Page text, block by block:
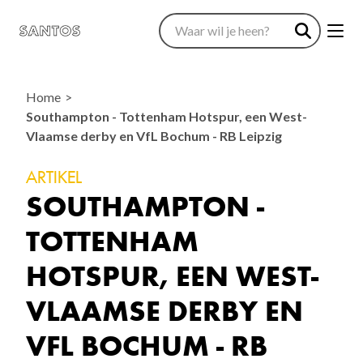
Home
Southampton - Tottenham Hotspur, een West-
Vlaamse derby en VfL Bochum - RB Leipzig
ARTIKEL
SOUTHAMPTON -
TOTTENHAM
HOTSPUR, EEN WEST-
VLAAMSE DERBY EN
VFL BOCHUM - RB